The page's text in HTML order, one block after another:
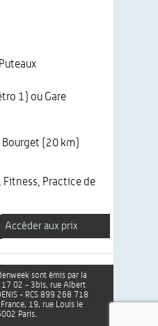
1) ou Gare
(20 km)
Fitness, Practice de
Accéder aux prix
sont émis par la
17 02 - 3bis, rue Albert
- RCS 899 268 718
France, 19, rue Louis le
Paris.